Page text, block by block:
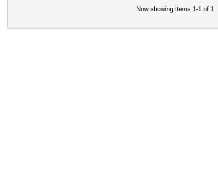
Now showing items 1-1 of 1